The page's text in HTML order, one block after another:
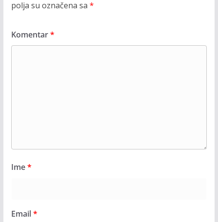
polja su označena sa *
Komentar*
Ime*
Email*